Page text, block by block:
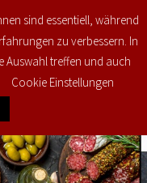
€0,00 0
sind essentiell, während
zu verbessern. In
Auswahl treffen und auch
Cookie Einstellungen